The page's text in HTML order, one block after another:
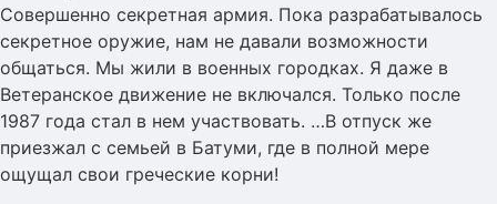
Совершенно секретная армия. Пока разрабатывалось
секретное оружие, нам не давали возможности
общаться. Мы жили в военных городках. Я даже в
Ветеранское движение не включался. Только после
1987 года стал в нем участвовать. …В отпуск же
приезжал с семьей в Батуми, где в полной мере
ощущал свои греческие корни!